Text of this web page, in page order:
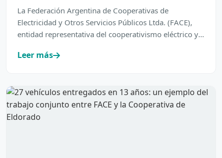
La Federación Argentina de Cooperativas de
Electricidad y Otros Servicios Públicos Ltda. (FACE),
entidad representativa del cooperativismo eléctrico y
Leer más